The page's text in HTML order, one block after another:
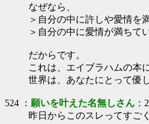
なぜなら、
＞自分の中に許しや愛情を
＞自分の中に愛情が満ちて
だからです。
これは、エイブラハムの本
世界は、あなたにとって優
524 ： 願いを叶えた名無しさん ：
昨日からこのスレってすご